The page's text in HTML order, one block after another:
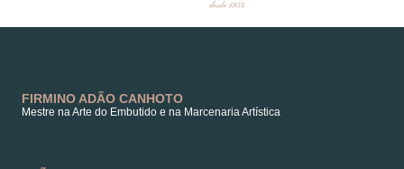
FIRMINO ADÃO CANHOTO
Mestre na Arte do Embutido e na Marcenaria Artística